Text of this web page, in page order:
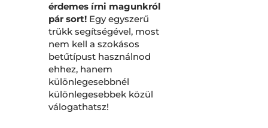
érdemes írni magunkról
pár sort!Egy egyszerű
trükk segítségével, most
nem kell a szokásos
betűtípust használnod
ehhez, hanem
különlegesebbnél
különlegesebbek közül
válogathatsz!